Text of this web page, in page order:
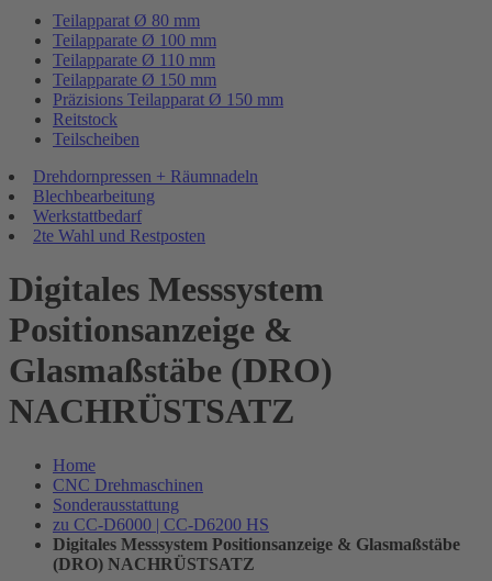
Teilapparat Ø 80 mm
Teilapparate Ø 100 mm
Teilapparate Ø 110 mm
Teilapparate Ø 150 mm
Präzisions Teilapparat Ø 150 mm
Reitstock
Teilscheiben
Drehdornpressen + Räumnadeln
Blechbearbeitung
Werkstattbedarf
2te Wahl und Restposten
Digitales Messsystem
Positionsanzeige &
Glasmaßstäbe (DRO)
NACHRÜSTSATZ
Home
CNC Drehmaschinen
Sonderausstattung
zu CC-D6000 | CC-D6200 HS
Digitales Messsystem Positionsanzeige & Glasmaßstäbe
(DRO) NACHRÜSTSATZ